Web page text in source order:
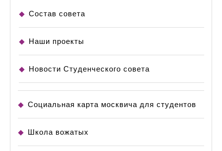
Состав совета
Наши проекты
Новости Студенческого совета
Социальная карта москвича для студентов
Школа вожатых